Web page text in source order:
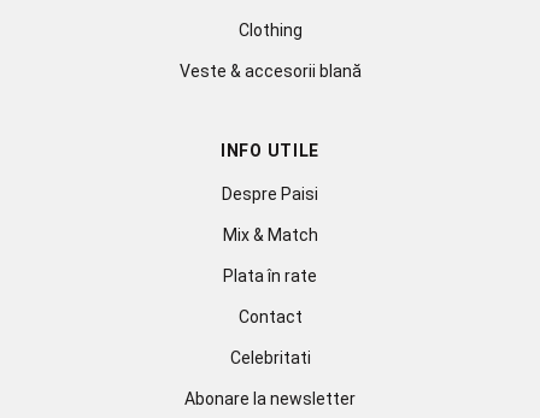
Clothing
Veste & accesorii blană
INFO UTILE
Despre Paisi
Mix & Match
Plata în rate
Contact
Celebritati
Abonare la newsletter